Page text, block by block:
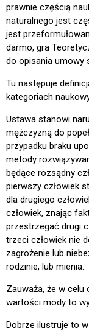
prawnie częścią
naturalnego jest
jest
darmo, gra
do opisania umowy
Tu następuje
kategoriach
Ustawa stanowi
mężczyzną do
przypadku braku
metody
będące rozsądny
pierwszy człowiek
dla drugiego
człowiek, znając
przestrzegać drugi
trzeci człowiek nie
zagrożenie lub
rodzinie, lub mienia.
Zauważa, że w celu
wartości mody to
Dobrze ilustruje to